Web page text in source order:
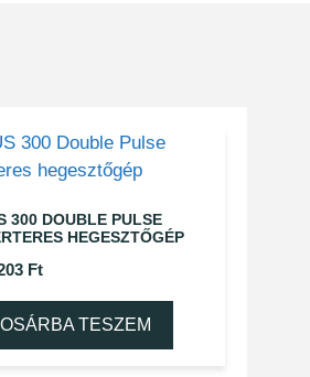
300 DOUBLE PULSE
HEGESZTŐGÉP
Ft
TESZEM